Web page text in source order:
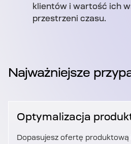
klientów i wartość ich
przestrzeni czasu.
Najważniejsze
Optymalizacja
Dopasujesz ofertę